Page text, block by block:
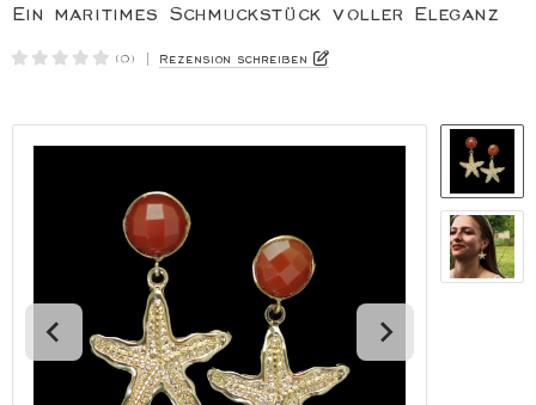
Ein maritimes Schmuckstück voller Eleganz
(0) Rezension schreiben